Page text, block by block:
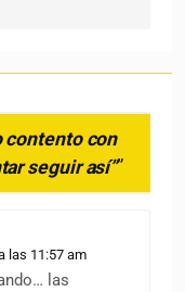
contento con
seguir así””
las 11:57 am
las